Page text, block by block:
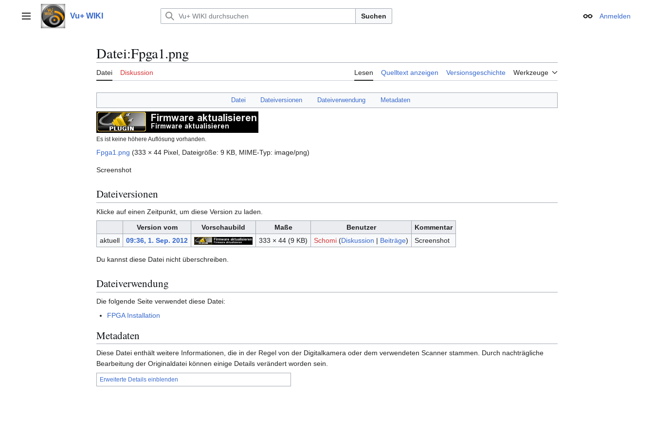
springenHauptmenü Vu+ WIKI Suchen Erscheinungsbild
Anmelden
Datei:Fpga1.png
Datei Diskussion Lesen Quelltext anzeigen Versionsgeschichte Werkzeuge
Datei Dateiversionen Dateiverwendung Metadaten
Es ist keine höhere Auflösung vorhanden.
Fpga1.png (333 × 44 Pixel, Dateigröße: 9 KB, MIME-Typ: image/png)
Screenshot
Dateiversionen
Klicke auf einen Zeitpunkt, um diese Version zu laden.
Version vom
Vorschaubild Maße Benutzer
Kommentar
aktuell
09:36, 1. Sep. 2012 333 × 44 (9 KB) Schomi (Diskussion | Beiträge) Screenshot
Du kannst diese Datei nicht überschreiben.
Dateiverwendung
Die folgende Seite verwendet diese Datei:
FPGA Installation
Metadaten
Diese Datei enthält weitere Informationen, die in der Regel von der Digitalkamera oder dem verwendeten Scanner stammen. Durch nachträgliche
Bearbeitung der Originaldatei können einige Details verändert worden sein.
Erweiterte Details einblenden